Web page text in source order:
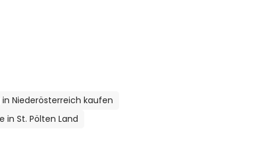
Niederösterreich kaufen
in St. Pölten Land